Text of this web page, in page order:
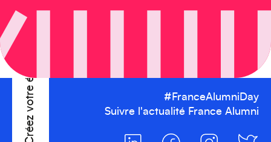
Créez votre événement
#FranceAlumniDay
Suivre l'actualité France Alumni